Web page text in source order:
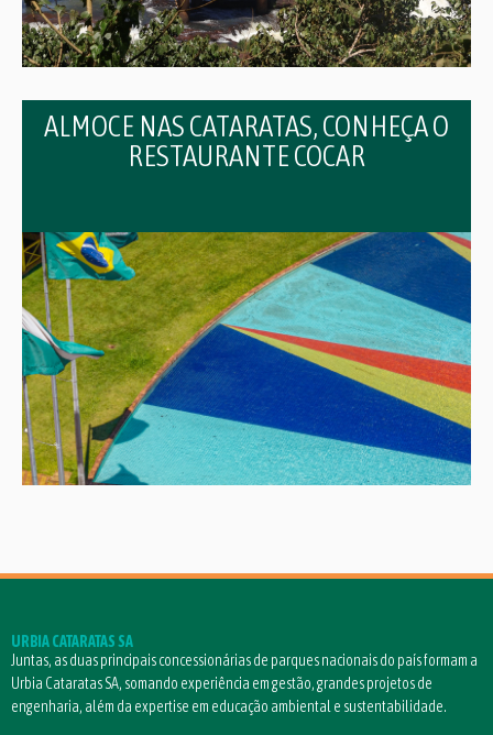
ALMOCE NAS CATARATAS, CONHEÇA O
RESTAURANTE COCAR
URBIA CATARATAS SA
Juntas, as duas principais concessionárias de parques nacionais do país formam a
Urbia Cataratas SA, somando experiência em gestão, grandes projetos de
engenharia, além da expertise em educação ambiental e sustentabilidade.